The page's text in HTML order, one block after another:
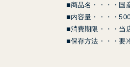
■商品名・・・・国
■内容量・・・・
■消費期限・・・当
■保存方法・・・要